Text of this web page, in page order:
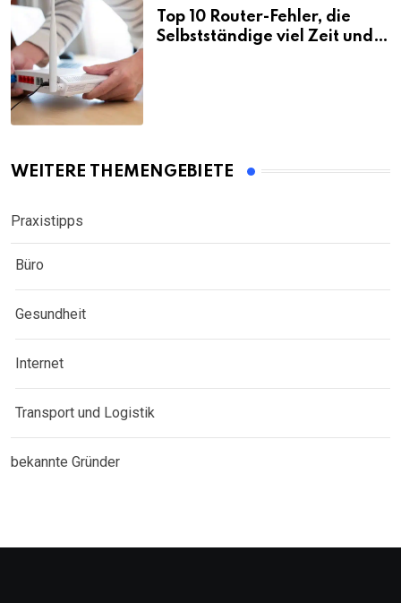
Top 10 Router-Fehler, die
Selbstständige viel Zeit und
WEITERE THEMENGEBIETE
Praxistipps
Büro
Gesundheit
Internet
Transport und Logistik
bekannte Gründer